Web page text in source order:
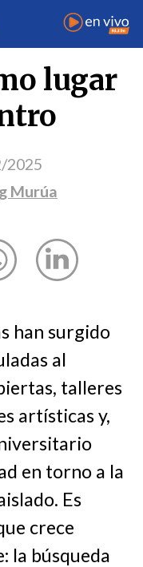
Escrig Murúa
lugar
2025
Murúa
han surgido
al
talleres
artísticas y,
en torno a la
Es
crece
la búsqueda